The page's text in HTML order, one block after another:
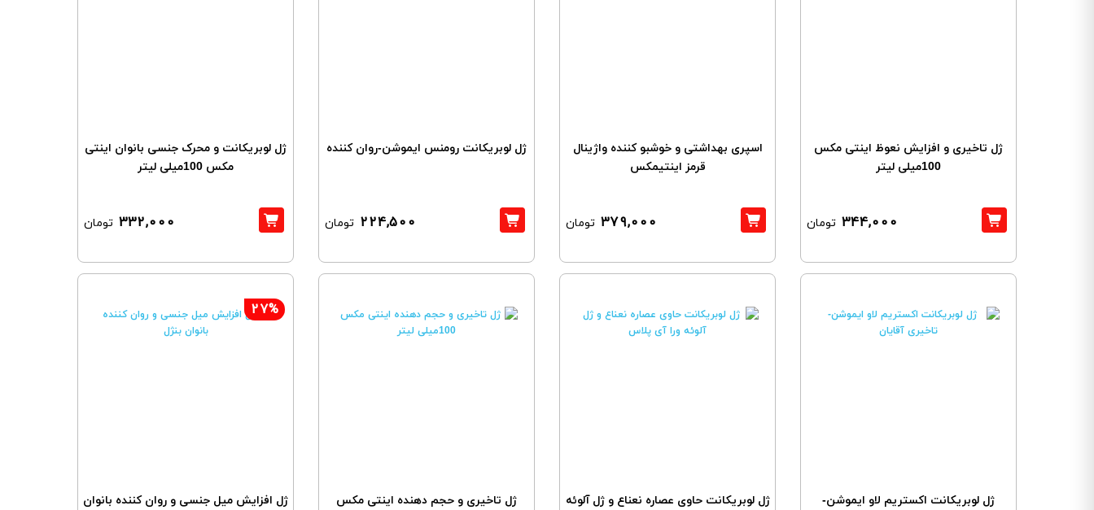
ژل تاخیری و افزایش نعوظ اینتی مکس
100میلی لیتر
344,000 تومان
اسپری بهداشتی و خوشبو کننده واژینال
قرمز اینتیمکس
379,000 تومان
ژل لوبریکانت رومنس ایموشن-روان کننده
224,500 تومان
ژل لوبریکانت و محرک جنسی بانوان اینتی
مکس 100میلی لیتر
332,000 تومان
ژل لوبریکانت اکستریم لاو ایموشن-
ژل لوبریکانت حاوی عصاره نعناع و ژل آلوئه
ژل تاخیری و حجم دهنده اینتی مکس
27%
ژل افزایش میل جنسی و روان کننده بانوان